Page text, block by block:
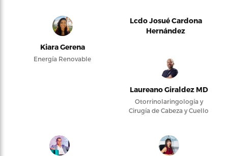
Kiara Gerena
Energía Renovable
Lcdo Josué Cardona
Hernández
Laureano Giraldez MD
Otorrinolaringología y
Cirugía de Cabeza y Cuello